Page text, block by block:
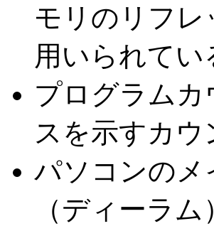
モリのリフ
用いられてい
プログラム
スを示すカウ
パソコンのメ
（ディーラ